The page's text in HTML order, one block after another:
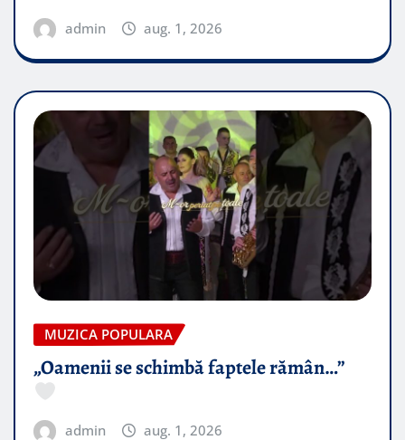
admin aug. 1, 2026
MUZICA POPULARA
„Oamenii se schimbă faptele rămân…”
admin aug. 1, 2026